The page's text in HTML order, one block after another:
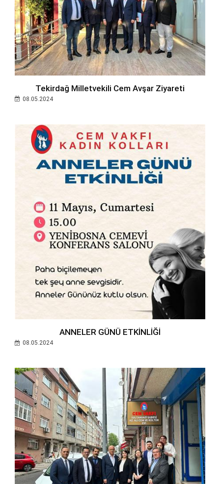
Tekirdağ Milletvekili Cem Avşar Ziyareti
08.05.2024
ANNELER GÜNÜ ETKİNLİĞİ
08.05.2024